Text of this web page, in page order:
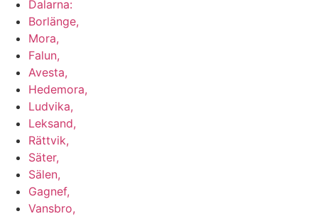
Dalarna:
Borlänge,
Mora,
Falun,
Avesta,
Hedemora,
Ludvika,
Leksand,
Rättvik,
Säter,
Sälen,
Gagnef,
Vansbro,